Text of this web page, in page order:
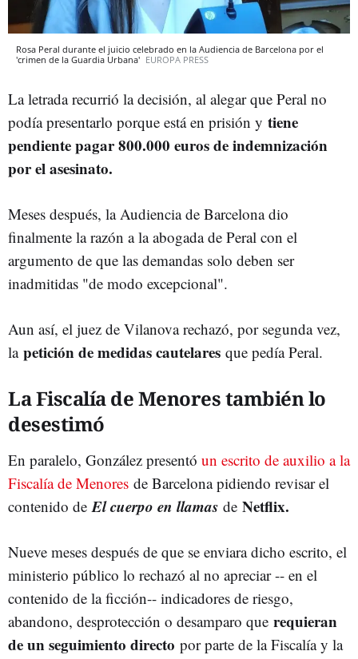
Rosa Peral durante el juicio celebrado en la Audiencia de Barcelona por el
'crimen de la Guardia Urbana' EUROPA PRESS
La letrada recurrió la decisión, al alegar que Peral no
podía presentarlo porque está en prisión y tiene
pendiente pagar 800.000 euros de indemnización
por el asesinato.
Meses después, la Audiencia de Barcelona dio
finalmente la razón a la abogada de Peral con el
argumento de que las demandas solo deben ser
inadmitidas "de modo excepcional".
Aun así, el juez de Vilanova rechazó, por segunda vez,
la petición de medidas cautelares que pedía Peral.
La Fiscalía de Menores también lo
desestimó
En paralelo, González presentó un escrito de auxilio a la
Fiscalía de Menores de Barcelona pidiendo revisar el
contenido deEl cuerpo en llamas de Netflix.
Nueve meses después de que se enviara dicho escrito, el
ministerio público lo rechazó al no apreciar -- en el
contenido de la ficción-- indicadores de riesgo,
abandono, desprotección o desamparo que requieran
de un seguimiento directo por parte de la Fiscalía y la